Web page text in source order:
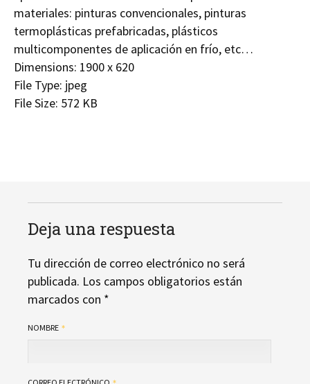
materiales: pinturas convencionales, pinturas
termoplásticas prefabricadas, plásticos
multicomponentes de aplicación en frío, etc…
Dimensions: 1900 x 620
File Type: jpeg
File Size: 572 KB
Deja una respuesta
Tu dirección de correo electrónico no será
publicada. Los campos obligatorios están
marcados con *
NOMBRE